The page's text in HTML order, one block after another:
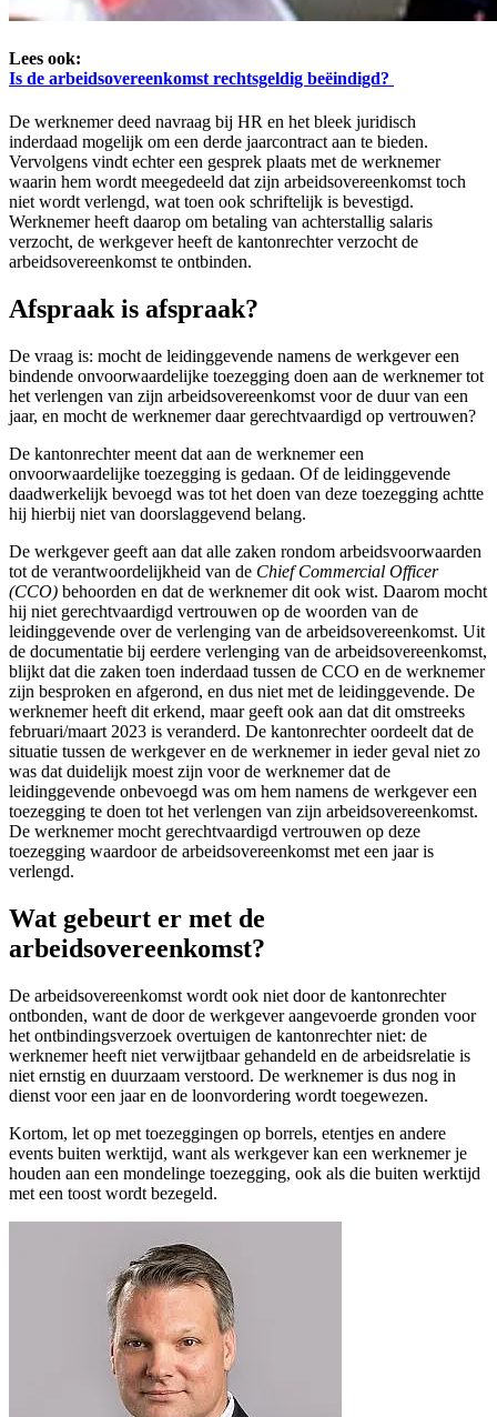
Lees ook:
Is de arbeidsovereenkomst rechtsgeldig beëindigd?
De werknemer deed navraag bij HR en het bleek juridisch
inderdaad mogelijk om een derde jaarcontract aan te bieden.
Vervolgens vindt echter een gesprek plaats met de werknemer
waarin hem wordt meegedeeld dat zijn arbeidsovereenkomst toch
niet wordt verlengd, wat toen ook schriftelijk is bevestigd.
Werknemer heeft daarop om betaling van achterstallig salaris
verzocht, de werkgever heeft de kantonrechter verzocht de
arbeidsovereenkomst te ontbinden.
Afspraak is afspraak?
De vraag is: mocht de leidinggevende namens de werkgever een
bindende onvoorwaardelijke toezegging doen aan de werknemer tot
het verlengen van zijn arbeidsovereenkomst voor de duur van een
jaar, en mocht de werknemer daar gerechtvaardigd op vertrouwen?
De kantonrechter meent dat aan de werknemer een
onvoorwaardelijke toezegging is gedaan. Of de leidinggevende
daadwerkelijk bevoegd was tot het doen van deze toezegging achtte
hij hierbij niet van doorslaggevend belang.
De werkgever geeft aan dat alle zaken rondom arbeidsvoorwaarden
tot de verantwoordelijkheid van de Chief Commercial Officer
(CCO) behoorden en dat de werknemer dit ook wist. Daarom mocht
hij niet gerechtvaardigd vertrouwen op de woorden van de
leidinggevende over de verlenging van de arbeidsovereenkomst. Uit
de documentatie bij eerdere verlenging van de arbeidsovereenkomst,
blijkt dat die zaken toen inderdaad tussen de CCO en de werknemer
zijn besproken en afgerond, en dus niet met de leidinggevende. De
werknemer heeft dit erkend, maar geeft ook aan dat dit omstreeks
februari/maart 2023 is veranderd. De kantonrechter oordeelt dat de
situatie tussen de werkgever en de werknemer in ieder geval niet zo
was dat duidelijk moest zijn voor de werknemer dat de
leidinggevende onbevoegd was om hem namens de werkgever een
toezegging te doen tot het verlengen van zijn arbeidsovereenkomst.
De werknemer mocht gerechtvaardigd vertrouwen op deze
toezegging waardoor de arbeidsovereenkomst met een jaar is
verlengd.
Wat gebeurt er met de
arbeidsovereenkomst?
De arbeidsovereenkomst wordt ook niet door de kantonrechter
ontbonden, want de door de werkgever aangevoerde gronden voor
het ontbindingsverzoek overtuigen de kantonrechter niet: de
werknemer heeft niet verwijtbaar gehandeld en de arbeidsrelatie is
niet ernstig en duurzaam verstoord. De werknemer is dus nog in
dienst voor een jaar en de loonvordering wordt toegewezen.
Kortom, let op met toezeggingen op borrels, etentjes en andere
events buiten werktijd, want als werkgever kan een werknemer je
houden aan een mondelinge toezegging, ook als die buiten werktijd
met een toost wordt bezegeld.